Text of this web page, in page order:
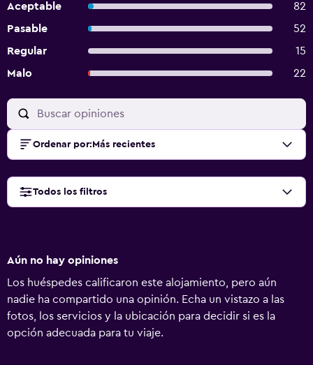
Aceptable
82
Pasable
52
Regular
15
Malo
22
Ordenar por: Más recientes
Todos los filtros
Aún no hay opiniones
Los huéspedes calificaron este alojamiento, pero aún
nadie ha compartido una opinión. Echa un vistazo a las
fotos, los servicios y la ubicación para decidir si es la
opción adecuada para tu viaje.